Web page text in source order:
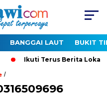
BANGGAI LAUT BUKIT
Ikuti Terus Berita Lokal
/